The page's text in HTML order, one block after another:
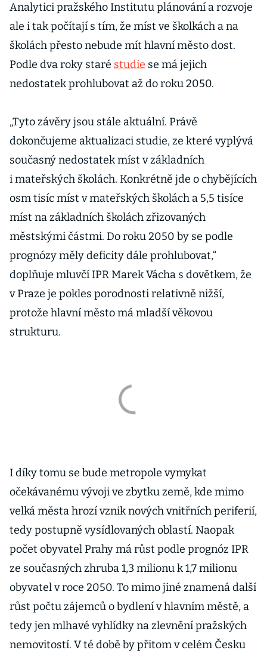
Analytici pražského Institutu plánování a rozvoje
ale i tak počítají s tím, že míst ve školkách a na
školách přesto nebude mít hlavní město dost.
Podle dva roky staré studie se má jejich
nedostatek prohlubovat až do roku 2050.
„Tyto závěry jsou stále aktuální. Právě
dokončujeme aktualizaci studie, ze které vyplývá
současný nedostatek míst v základních
i mateřských školách. Konkrétně jde o chybějících
osm tisíc míst v mateřských školách a 5,5 tisíce
míst na základních školách zřizovaných
městskými částmi. Do roku 2050 by se podle
prognózy měly deficity dále prohlubovat,“
doplňuje mluvčí IPR Marek Vácha s dovětkem, že
v Praze je pokles porodnosti relativně nižší,
protože hlavní město má mladší věkovou
strukturu.
I díky tomu se bude metropole vymykat
očekávanému vývoji ve zbytku země, kde mimo
velká města hrozí vznik nových vnitřních periferií,
tedy postupně vysídlovaných oblastí. Naopak
počet obyvatel Prahy má růst podle prognóz IPR
ze současných zhruba 1,3 milionu k 1,7 milionu
obyvatel v roce 2050. To mimo jiné znamená další
růst počtu zájemců o bydlení v hlavním městě, a
tedy jen mlhavé vyhlídky na zlevnění pražských
nemovitostí. V té době by přitom v celém Česku